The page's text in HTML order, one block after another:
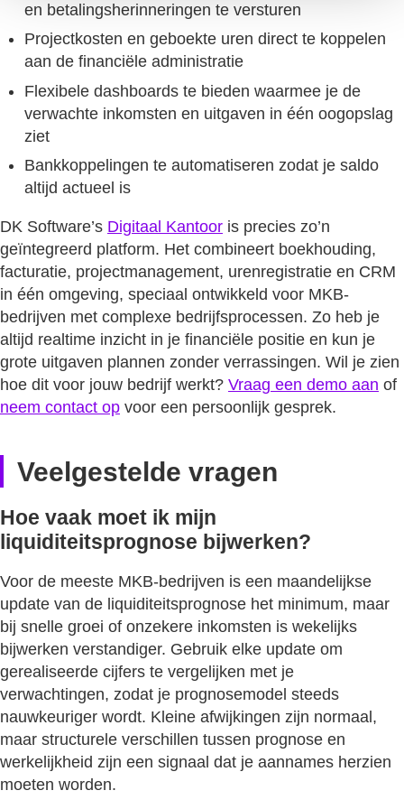
en betalingsherinneringen te versturen
Projectkosten en geboekte uren direct te koppelen
aan de financiële administratie
Flexibele dashboards te bieden waarmee je de
verwachte inkomsten en uitgaven in één oogopslag
ziet
Bankkoppelingen te automatiseren zodat je saldo
altijd actueel is
DK Software’s Digitaal Kantoor is precies zo’n
geïntegreerd platform. Het combineert boekhouding,
facturatie, projectmanagement, urenregistratie en CRM
in één omgeving, speciaal ontwikkeld voor MKB-
bedrijven met complexe bedrijfsprocessen. Zo heb je
altijd realtime inzicht in je financiële positie en kun je
grote uitgaven plannen zonder verrassingen. Wil je zien
hoe dit voor jouw bedrijf werkt? Vraag een demo aan of
neem contact op voor een persoonlijk gesprek.
Veelgestelde vragen
Hoe vaak moet ik mijn
liquiditeitsprognose bijwerken?
Voor de meeste MKB-bedrijven is een maandelijkse
update van de liquiditeitsprognose het minimum, maar
bij snelle groei of onzekere inkomsten is wekelijks
bijwerken verstandiger. Gebruik elke update om
gerealiseerde cijfers te vergelijken met je
verwachtingen, zodat je prognosemodel steeds
nauwkeuriger wordt. Kleine afwijkingen zijn normaal,
maar structurele verschillen tussen prognose en
werkelijkheid zijn een signaal dat je aannames herzien
moeten worden.